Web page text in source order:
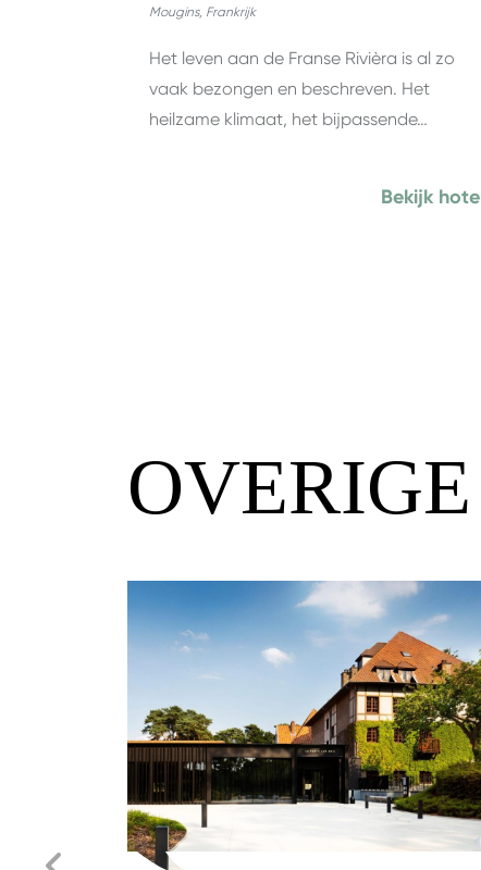
Mougins, Frankrijk
Het leven aan de Franse Rivièra is al zo
vaak bezongen en beschreven. Het
heilzame klimaat, het bijpassende…
Bekijk